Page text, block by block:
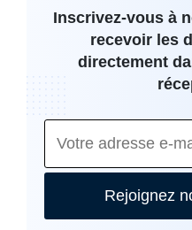
Inscrivez-vous à
recevoir les
directement
Rejoignez